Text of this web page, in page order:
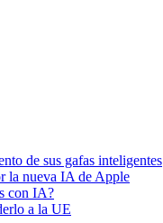
de sus gafas inteligentes
la nueva IA de Apple
con IA?
a la UE